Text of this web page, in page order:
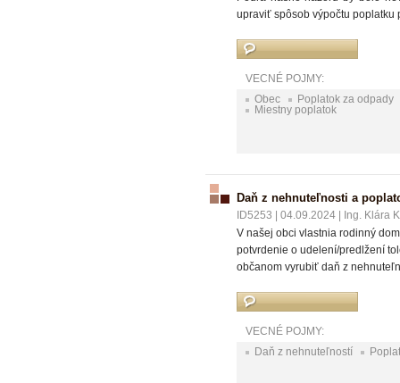
upraviť spôsob výpočtu poplatku
VECNÉ POJMY:
Obec
Poplatok za odpady
Miestny poplatok
Daň z nehnuteľnosti a
ID5253 04.09.2024
Ing. Klára
V našej obci vlastnia rodinný
potvrdenie o udelení/predlžení
občanom vyrubiť daň z
VECNÉ POJMY:
Daň z nehnuteľností